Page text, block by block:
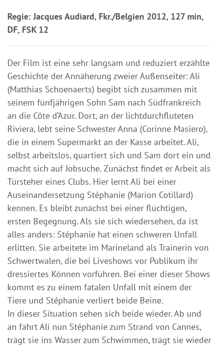
Regie: Jacques Audiard, Fkr./Belgien 2012, 127 min,
DF, FSK 12
Der Film ist eine sehr langsam und reduziert erzählte
Geschichte der Annäherung zweier Außenseiter: Ali
(Matthias Schoenaerts) begibt sich zusammen mit
seinem fünfjährigen Sohn Sam nach Südfrankreich
an die Côte d‘Azur. Dort, an der lichtdurchfluteten
Riviera, lebt seine Schwester Anna (Corinne Masiero),
die in einem Supermarkt an der Kasse arbeitet. Ali,
selbst arbeitslos, quartiert sich und Sam dort ein und
macht sich auf Jobsuche. Zunächst findet er Arbeit als
Türsteher eines Clubs. Hier lernt Ali bei einer
Auseinandersetzung Stéphanie (Marion Cotillard)
kennen. Es bleibt zunächst bei einer flüchtigen,
ersten Begegnung. Als sie sich wiedersehen, da ist
alles anders: Stéphanie hat einen schweren Unfall
erlitten. Sie arbeitete im Marineland als Trainerin von
Schwertwalen, die bei Liveshows vor Publikum ihr
dressiertes Können vorführen. Bei einer dieser Shows
kommt es zu einem fatalen Unfall mit einem der
Tiere und Stéphanie verliert beide Beine.
In dieser Situation sehen sich beide wieder. Ab und
an fährt Ali nun Stéphanie zum Strand von Cannes,
trägt sie ins Wasser zum Schwimmen, trägt sie wieder